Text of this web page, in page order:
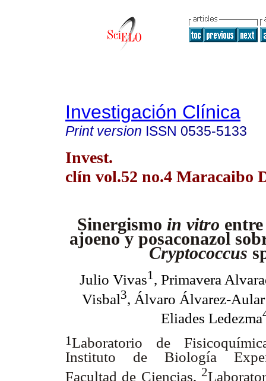
Investigación Clínica
Print version ISSN 0535-5133
Invest.
clín vol.52 no.4 Maracaibo
Sinergismo in vitro
ajoeno y posaconazol
Cryptococcus
Julio Vivas1 , Primavera
Visbal3, Álvaro Álvarez-
Eliades Ledezma
1Laboratorio de
Instituto de Biología
Facultad de Ciencias, 2